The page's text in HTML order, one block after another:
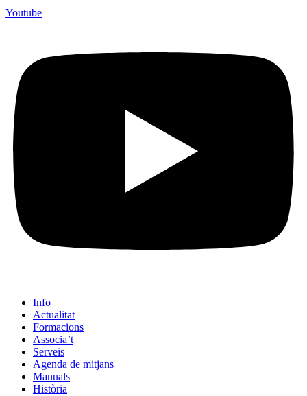
Youtube
Info
Actualitat
Formacions
Associa’t
Serveis
Agenda de mitjans
Manuals
Història